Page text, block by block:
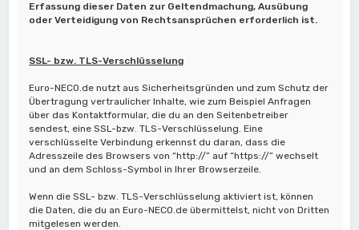
Erfassung dieser Daten zur Geltendmachung, Ausübung
oder Verteidigung von Rechtsansprüchen erforderlich ist.
SSL- bzw. TLS-Verschlüsselung
Euro-NECO.de nutzt aus Sicherheitsgründen und zum Schutz der
Übertragung vertraulicher Inhalte, wie zum Beispiel Anfragen
über das Kontaktformular, die du an den Seitenbetreiber
sendest, eine SSL-bzw. TLS-Verschlüsselung. Eine
verschlüsselte Verbindung erkennst du daran, dass die
Adresszeile des Browsers von “http://” auf “https://” wechselt
und an dem Schloss-Symbol in Ihrer Browserzeile.
Wenn die SSL- bzw. TLS-Verschlüsselung aktiviert ist, können
die Daten, die du an Euro-NECO.de übermittelst, nicht von Dritten
mitgelesen werden.